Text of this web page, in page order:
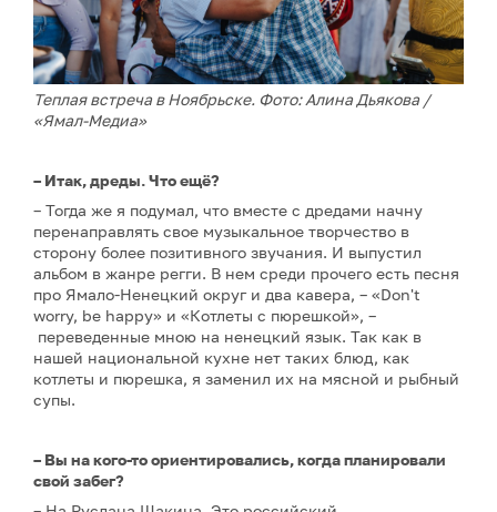
Теплая встреча в Ноябрьске. Фото: Алина Дьякова /
«Ямал-Медиа»
– Итак, дреды. Что ещё?
– Тогда же я подумал, что вместе с дредами начну
перенаправлять свое музыкальное творчество в
сторону более позитивного звучания. И выпустил
альбом в жанре регги. В нем среди прочего есть песня
про Ямало-Ненецкий округ и два кавера, – «Don't
worry, be happy» и «Котлеты с пюрешкой», –
переведенные мною на ненецкий язык. Так как в
нашей национальной кухне нет таких блюд, как
котлеты и пюрешка, я заменил их на мясной и рыбный
супы.
– Вы на кого-то ориентировались, когда планировали
свой забег?